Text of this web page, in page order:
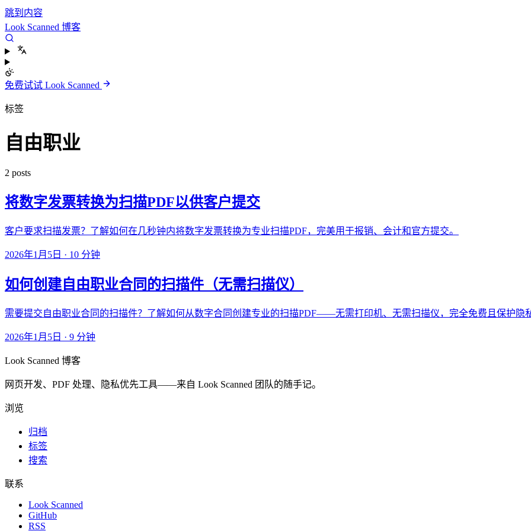
跳到内容
Look Scanned 博客
免费试试 Look Scanned
标签
自由职业
2 posts
将数字发票转换为扫描PDF以供客户提交
客户要求扫描发票？了解如何在几秒钟内将数字发票转换为专业扫描PDF，完美用于报销、会计和官方提交。
2026年1月5日 · 10 分钟
如何创建自由职业合同的扫描件（无需扫描仪）
需要提交自由职业合同的扫描件？了解如何从数字合同创建专业的扫描PDF——无需打印机、无需扫描仪，完全免费且保护隐
2026年1月5日 · 9 分钟
Look Scanned 博客
网页开发、PDF 处理、隐私优先工具——来自 Look Scanned 团队的随手记。
浏览
归档
标签
搜索
联系
Look Scanned
GitHub
RSS